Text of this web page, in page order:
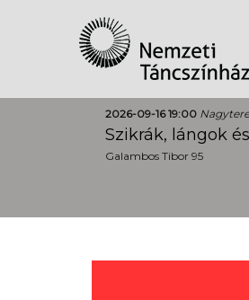
2026-09-16 19:00
Szikrák, lángok
Galambos Tibor 95